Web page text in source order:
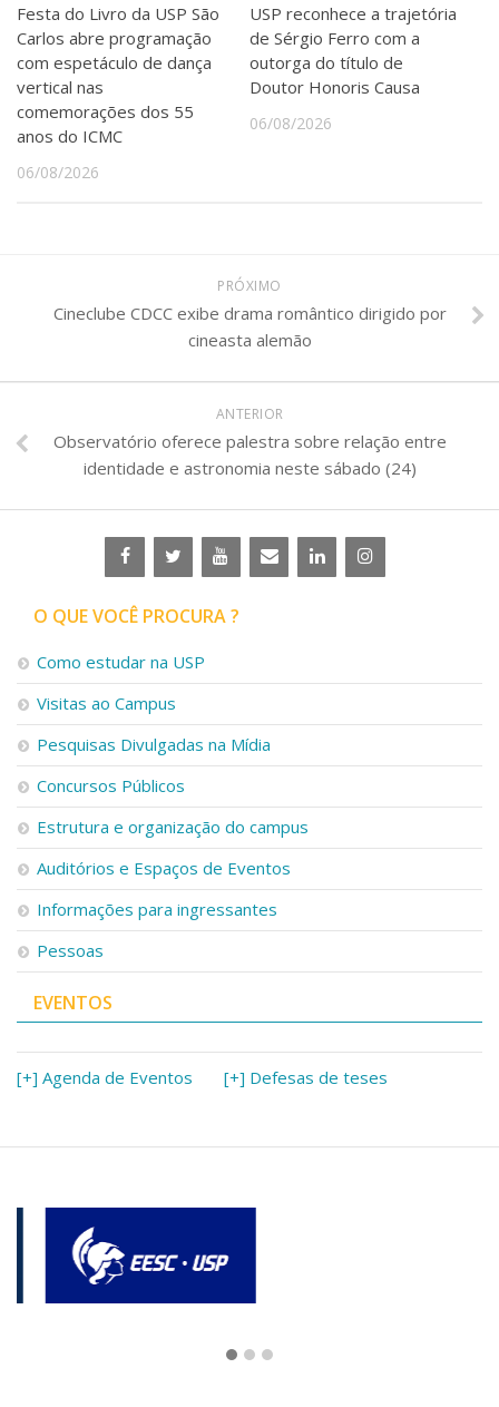
Festa do Livro da USP São
Carlos abre programação
com espetáculo de dança
vertical nas
comemorações dos 55
anos do ICMC
06/08/2026
USP reconhece a trajetória
de Sérgio Ferro com a
outorga do título de
Doutor Honoris Causa
06/08/2026
PRÓXIMO
Cineclube CDCC exibe drama romântico dirigido por
cineasta alemão
ANTERIOR
Observatório oferece palestra sobre relação entre
identidade e astronomia neste sábado (24)
O QUE VOCÊ PROCURA ?
Como estudar na USP
Visitas ao Campus
Pesquisas Divulgadas na Mídia
Concursos Públicos
Estrutura e organização do campus
Auditórios e Espaços de Eventos
Informações para ingressantes
Pessoas
EVENTOS
[+] Agenda de Eventos [+] Defesas de teses